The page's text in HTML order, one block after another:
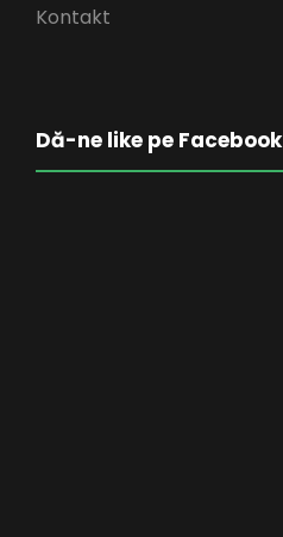
Kontakt
Dă-ne like pe Facebook